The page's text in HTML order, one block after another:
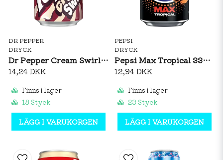
DR PEPPER
DRYCK
Dr Pepper Cream Swirl 330ml
14,24 DKK
Finns i lager
18 Styck
LÄGG I VARUKORGEN
PEPSI
DRYCK
Pepsi Max Tropical 330ml
12,94 DKK
Finns i lager
23 Styck
LÄGG I VARUKORGEN